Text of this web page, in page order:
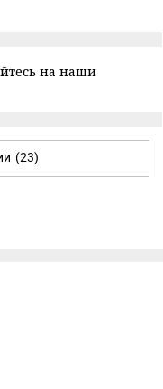
на наши
(23)